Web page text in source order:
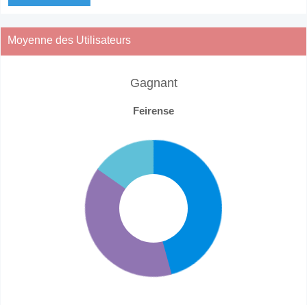
Moyenne des Utilisateurs
Gagnant
Feirense